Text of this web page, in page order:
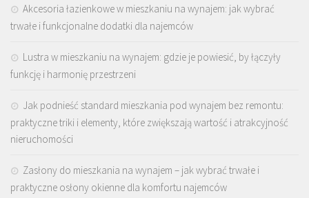
Akcesoria łazienkowe w mieszkaniu na wynajem: jak wybrać
trwałe i funkcjonalne dodatki dla najemców
Lustra w mieszkaniu na wynajem: gdzie je powiesić, by łączyły
funkcję i harmonię przestrzeni
Jak podnieść standard mieszkania pod wynajem bez remontu:
praktyczne triki i elementy, które zwiększają wartość i atrakcyjność
nieruchomości
Zasłony do mieszkania na wynajem – jak wybrać trwałe i
praktyczne osłony okienne dla komfortu najemców